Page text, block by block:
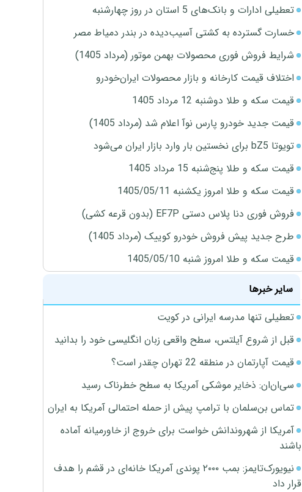
تعطیلی ادارات و بانک‌های 5 استان در روز چهارشنبه
خسارت گسترده به کشتی آسیب‌دیده در بندر دمیاط مصر
شرایط فروش فوری محصولات بهمن موتور (مرداد 1405)
اختلاف قیمت کارخانه و بازار محصولات ایران‌خودرو
قیمت سکه و طلا دوشنبه 12 مرداد 1405
قیمت جدید خودرو پارس نوآ اعلام شد (مرداد 1405)
تویوتا bZ5 برای نخستین بار وارد بازار ایران می‌شود
قیمت سکه و طلا پنج‌شنبه 15 مرداد 1405
قیمت سکه و طلا امروز یکشنبه 1405/05/11
فروش فوری دنا پلاس دستی EF7P (بدون قرعه کشی)
طرح جدید پیش فروش خودرو کوییک (مرداد 1405)
قیمت سکه و طلا امروز شنبه 1405/05/10
سایر خبرها
تعطیلی تنها مدرسه ایرانی در کویت
قبل از شروع آیلتس، سطح واقعی زبان انگلیسی خود را بدانید
قیمت آپارتمان در منطقه 22 تهران چقدر است؟
سی‌ان‌ان: ذخایر موشکی آمریکا به سطح خطرناک رسید
تماس بن‌سلمان با ترامپ پیش از حمله احتمالی آمریکا به ایران
آمریکا از شهروندانش خواست برای خروج از خاورمیانه آماده
باشند
نیویورک‌تایمز: بمب ۲۰۰۰ پوندی آمریکا خانه‌ای در قشم را هدف
قرار داد